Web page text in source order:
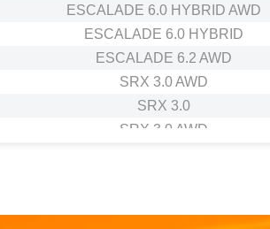
ESCALADE 6.0 HYBRID AWD
ESCALADE 6.0 HYBRID
ESCALADE 6.2 AWD
SRX 3.0 AWD
SRX 3.0
SRX 3.0 AWD
AVEO / KALOS Hatchback (T250,